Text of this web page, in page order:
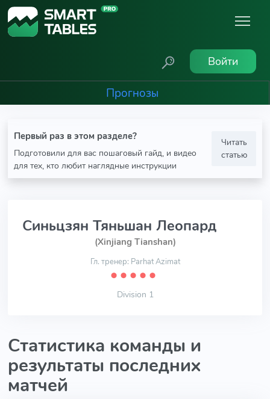
Войти
Прогнозы
Первый раз в этом разделе?
Подготовили для вас пошаговый гайд, и видео
для тех, кто любит наглядные инструкции
Читать
статью
Синьцзян Тяньшан Леопард
(Xinjiang Tianshan)
Гл. тренер: Parhat Azimat
⬤ ⬤ ⬤ ⬤ ⬤
Division 1
Статистика команды и
результаты последних
матчей